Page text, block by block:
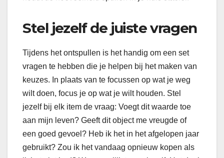
Stel jezelf de juiste vragen
Tijdens het ontspullen is het handig om een set
vragen te hebben die je helpen bij het maken van
keuzes. In plaats van te focussen op wat je weg
wilt doen, focus je op wat je wilt houden. Stel
jezelf bij elk item de vraag: Voegt dit waarde toe
aan mijn leven? Geeft dit object me vreugde of
een goed gevoel? Heb ik het in het afgelopen jaar
gebruikt? Zou ik het vandaag opnieuw kopen als